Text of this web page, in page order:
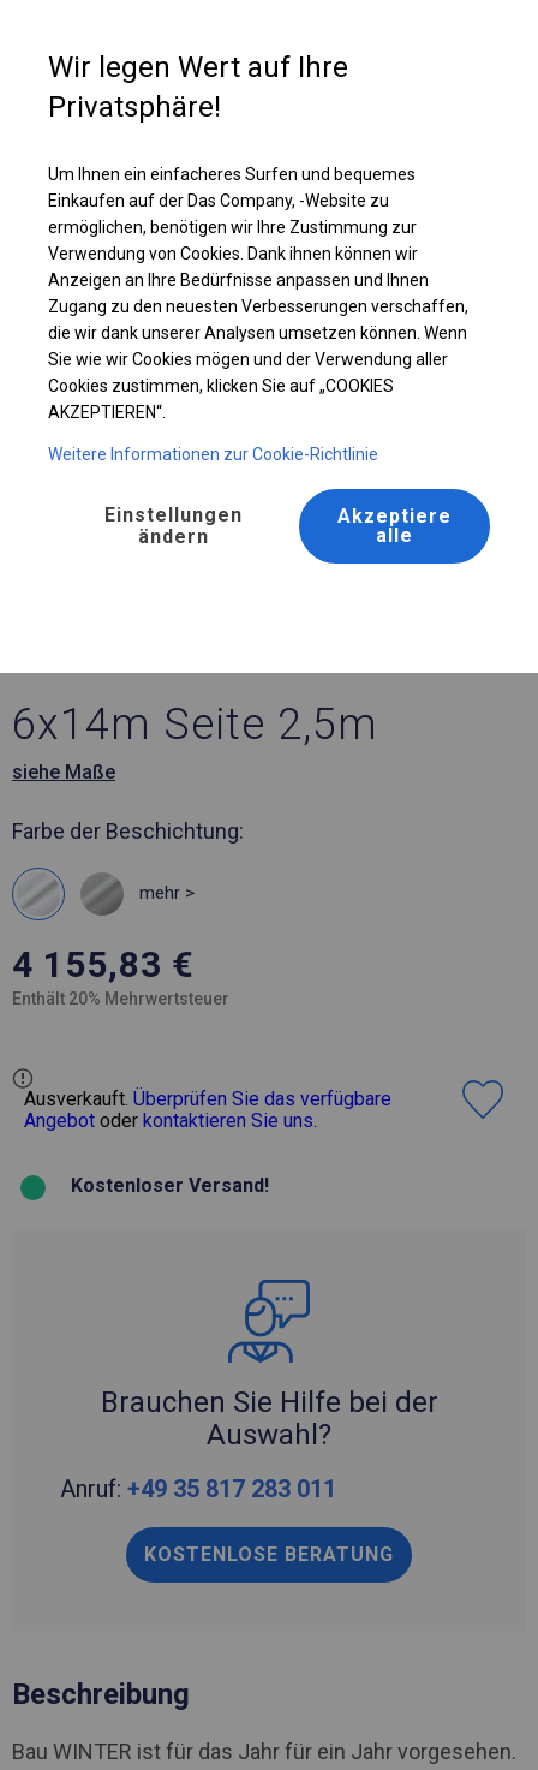
Ganzjährig geöffnete Zelthalle | 6x14 m
6x14m Seite 2,5m
siehe Maße
Farbe der Beschichtung:
mehr >
4 155,83 €
Enthält 20% Mehrwertsteuer
Ausverkauft. Überprüfen Sie das verfügbare
Angebot oder kontaktieren Sie uns.
Kostenloser Versand!
Brauchen Sie Hilfe bei der
Auswahl?
Anruf: +49 35 817 283 011
KOSTENLOSE BERATUNG
Beschreibung
Bau WINTER ist für das Jahr für ein Jahr vorgesehen.
Wir legen Wert auf Ihre
Privatsphäre!
Um Ihnen ein einfacheres Surfen und bequemes
Einkaufen auf der Das Company, -Website zu
ermöglichen, benötigen wir Ihre Zustimmung zur
Verwendung von Cookies. Dank ihnen können wir
Anzeigen an Ihre Bedürfnisse anpassen und Ihnen
Zugang zu den neuesten Verbesserungen verschaffen,
die wir dank unserer Analysen umsetzen können. Wenn
Sie wie wir Cookies mögen und der Verwendung aller
Cookies zustimmen, klicken Sie auf „COOKIES
AKZEPTIEREN“.
Weitere Informationen zur Cookie-Richtlinie
Einstellungen
ändern
Akzeptiere
alle